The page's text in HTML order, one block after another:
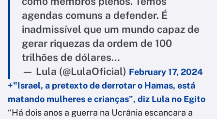
agendas comuns a defender. É
inadmissível que um mundo capaz de
gerar riquezas da ordem de 100
trilhões de dólares…
— Lula (@LulaOficial) February 17, 2024
+"Israel, a pretexto de derrotar o Hamas, está
matando mulheres e crianças", diz Lula no Egito
“Há dois anos a guerra na Ucrânia escancara a